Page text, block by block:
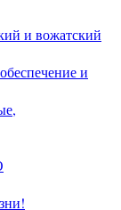
и вожатский
и